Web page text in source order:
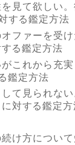
を見て欲しい
する鑑定方法
オファーを受
る鑑定方法
がこれから充
鑑定方法
して見られな
に対する鑑定方
続け方について